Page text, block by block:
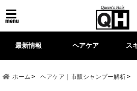
menu
最新情報 ヘアケア ス
ホーム ヘアケア｜市販シャンプー解析